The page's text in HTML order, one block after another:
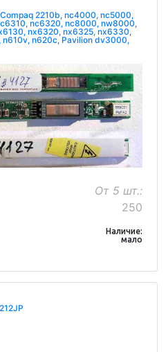
2210b, nc4000, nc5000,
nc6320, nc8000, nw8000,
nx6320, nx6325, nx6330,
n620c, Pavilion dv3000,
От 5 шт.:
250
Наличие:
мало